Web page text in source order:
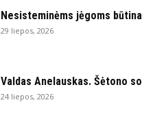
Nesisteminėms jėgoms
29 liepos, 2026
Valdas Anelauskas. Šėtono
24 liepos, 2026